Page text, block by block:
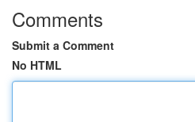
Comments
Submit a Comment
No HTML